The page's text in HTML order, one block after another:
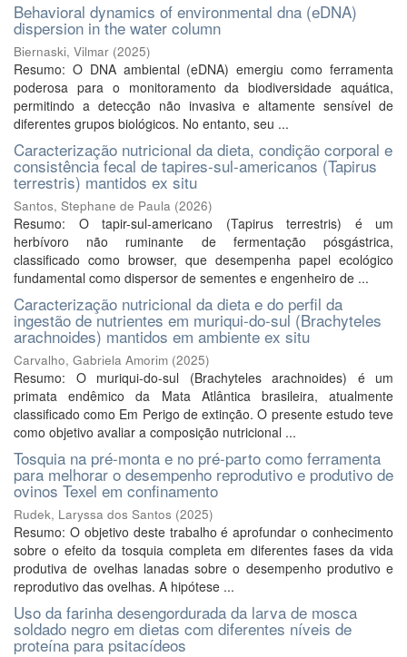
Behavioral dynamics of environmental dna (eDNA)
dispersion in the water column
Biernaski, Vilmar (2025)
Resumo: O DNA ambiental (eDNA) emergiu como ferramenta
poderosa para o monitoramento da biodiversidade aquática,
permitindo a detecção não invasiva e altamente sensível de
diferentes grupos biológicos. No entanto, seu ...
Caracterização nutricional da dieta, condição corporal e
consistência fecal de tapires-sul-americanos (Tapirus
terrestris) mantidos ex situ
Santos, Stephane de Paula (2026)
Resumo: O tapir-sul-americano (Tapirus terrestris) é um
herbívoro não ruminante de fermentação pósgástrica,
classificado como browser, que desempenha papel ecológico
fundamental como dispersor de sementes e engenheiro de ...
Caracterização nutricional da dieta e do perfil da
ingestão de nutrientes em muriqui-do-sul (Brachyteles
arachnoides) mantidos em ambiente ex situ
Carvalho, Gabriela Amorim (2025)
Resumo: O muriqui-do-sul (Brachyteles arachnoides) é um
primata endêmico da Mata Atlântica brasileira, atualmente
classificado como Em Perigo de extinção. O presente estudo teve
como objetivo avaliar a composição nutricional ...
Tosquia na pré-monta e no pré-parto como ferramenta
para melhorar o desempenho reprodutivo e produtivo de
ovinos Texel em confinamento
Rudek, Laryssa dos Santos (2025)
Resumo: O objetivo deste trabalho é aprofundar o conhecimento
sobre o efeito da tosquia completa em diferentes fases da vida
produtiva de ovelhas lanadas sobre o desempenho produtivo e
reprodutivo das ovelhas. A hipótese ...
Uso da farinha desengordurada da larva de mosca
soldado negro em dietas com diferentes níveis de
proteína para psitacídeos